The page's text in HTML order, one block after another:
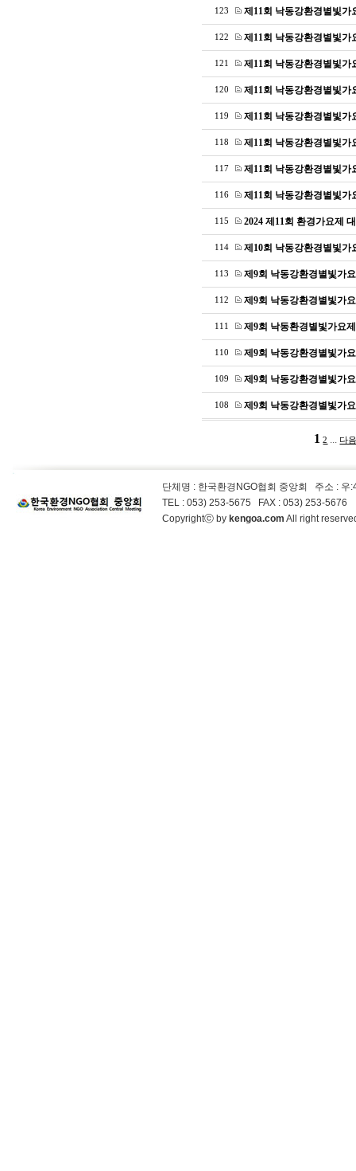
123 제11회 낙동강환경별빛가
122 제11회 낙동강환경별빛가
121 제11회 낙동강환경별빛가
120 제11회 낙동강환경별빛가
119 제11회 낙동강환경별빛가
118 제11회 낙동강환경별빛가
117 제11회 낙동강환경별빛가
116 제11회 낙동강환경별빛가
115 2024 제11회 환경가요제
114 제10회 낙동강환경별빛가
113 제9회 낙동강환경별빛가
112 제9회 낙동강환경별빛가
111 제9회 낙동환경별빛가요
110 제9회 낙동강환경별빛가
109 제9회 낙동강환경별빛가
108 제9회 낙동강환경별빛가
1 2 ... 다
단체명 : 한국환경NGO협회 중앙회 주소 : 우
TEL : 053) 253-5675 FAX : 053) 253-5676
Copyrightⓒ by kengoa.com All right